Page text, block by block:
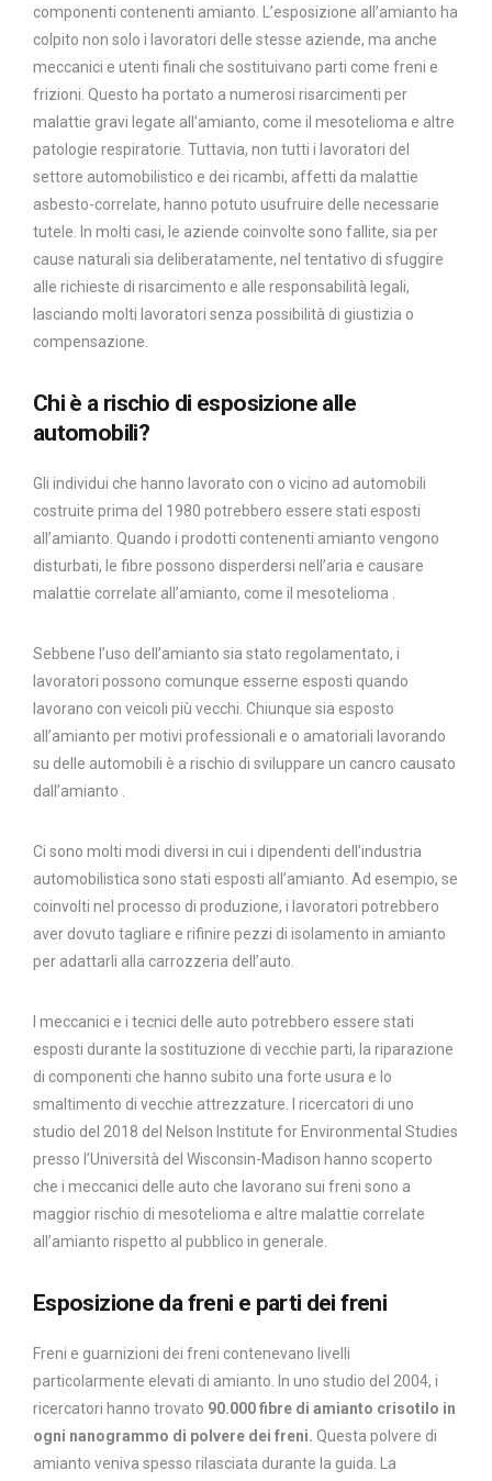
componenti contenenti amianto. L’esposizione all’amianto ha
colpito non solo i lavoratori delle stesse aziende, ma anche
meccanici e utenti finali che sostituivano parti come freni e
frizioni. Questo ha portato a numerosi risarcimenti per
malattie gravi legate all’amianto, come il mesotelioma e altre
patologie respiratorie. Tuttavia, non tutti i lavoratori del
settore automobilistico e dei ricambi, affetti da malattie
asbesto-correlate, hanno potuto usufruire delle necessarie
tutele. In molti casi, le aziende coinvolte sono fallite, sia per
cause naturali sia deliberatamente, nel tentativo di sfuggire
alle richieste di risarcimento e alle responsabilità legali,
lasciando molti lavoratori senza possibilità di giustizia o
compensazione.
Chi è a rischio di esposizione alle
automobili?
Gli individui che hanno lavorato con o vicino ad automobili
costruite prima del 1980 potrebbero essere stati esposti
all’amianto. Quando i prodotti contenenti amianto vengono
disturbati, le fibre possono disperdersi nell’aria e causare
malattie correlate all’amianto, come il mesotelioma .
Sebbene l’uso dell’amianto sia stato regolamentato, i
lavoratori possono comunque esserne esposti quando
lavorano con veicoli più vecchi. Chiunque sia esposto
all’amianto per motivi professionali e o amatoriali lavorando
su delle automobili è a rischio di sviluppare un cancro causato
dall’amianto .
Ci sono molti modi diversi in cui i dipendenti dell’industria
automobilistica sono stati esposti all’amianto. Ad esempio, se
coinvolti nel processo di produzione, i lavoratori potrebbero
aver dovuto tagliare e rifinire pezzi di isolamento in amianto
per adattarli alla carrozzeria dell’auto.
I meccanici e i tecnici delle auto potrebbero essere stati
esposti durante la sostituzione di vecchie parti, la riparazione
di componenti che hanno subito una forte usura e lo
smaltimento di vecchie attrezzature. I ricercatori di uno
studio del 2018 del Nelson Institute for Environmental Studies
presso l’Università del Wisconsin-Madison hanno scoperto
che i meccanici delle auto che lavorano sui freni sono a
maggior rischio di mesotelioma e altre malattie correlate
all’amianto rispetto al pubblico in generale.
Esposizione da freni e parti dei freni
Freni e guarnizioni dei freni contenevano livelli
particolarmente elevati di amianto. In uno studio del 2004, i
ricercatori hanno trovato 90.000 fibre di amianto crisotilo in
ogni nanogrammo di polvere dei freni. Questa polvere di
amianto veniva spesso rilasciata durante la guida. La